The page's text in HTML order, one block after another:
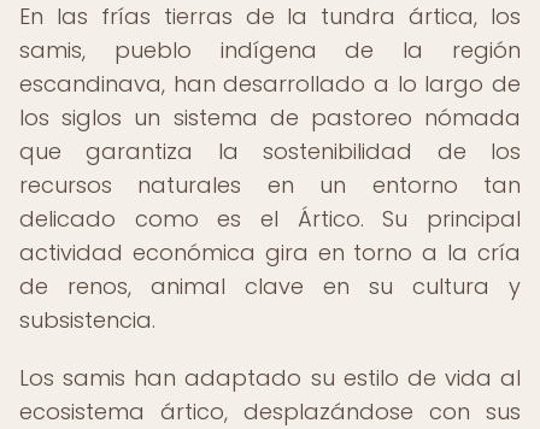
En las frías tierras de la tundra ártica, los
samis, pueblo indígena de la región
escandinava, han desarrollado a lo largo de
los siglos un sistema de pastoreo nómada
que garantiza la sostenibilidad de los
recursos naturales en un entorno tan
delicado como es el Ártico. Su principal
actividad económica gira en torno a la cría
de renos, animal clave en su cultura y
subsistencia.
Los samis han adaptado su estilo de vida al
ecosistema ártico, desplazándose con sus